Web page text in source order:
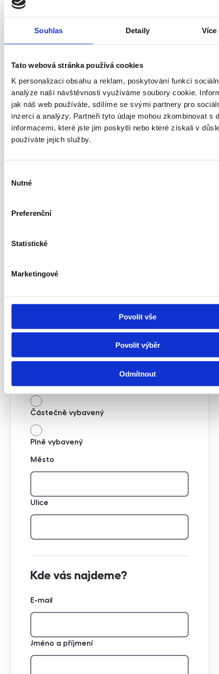
Souhlas Detaily Více
Tato webová stránka používá cookies
K personalizaci obsahu a reklam, poskytování funkcí
analýze naší návštěvnosti využíváme soubory cookie.
jak náš web používáte, sdílíme se svými partnery pro
inzerci a analýzy. Partneři tyto údaje mohou zkombinovat s
informacemi, které jste jim poskytli nebo které získali v
používáte jejich služby.
souhlasu
Nutné
Preferenční
Statistické
Marketingové
Povolit vše
Povolit výběr
Odmítnout
jiné
Výměra (m2)
Po kompletní rekonstrukci
Průměrný
Částečně vybavený
Plně vybavený
Město
Ulice
Kde vás najdeme?
E-mail
Jméno a příjmení